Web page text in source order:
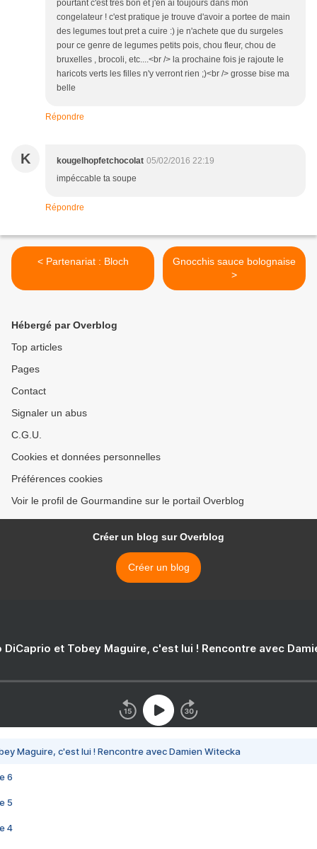
pourtant c'est tres bon et j'en ai toujours dans mon
congelateur ! c'est pratique je trouve d'avoir a portee de main
des legumes tout pret a cuire :) je n'achete que du surgeles
pour ce genre de legumes petits pois, chou fleur, chou de
bruxelles , brocoli, etc....<br /> la prochaine fois je rajoute le
haricots verts les filles n'y verront rien ;)<br /> grosse bise ma
belle
Répondre
K kougelhopfetchocolat 05/02/2016 22:19
impéccable ta soupe
Répondre
< Partenariat : Bloch
Gnocchis sauce bolognaise
>
Hébergé par Overblog
Top articles
Pages
Contact
Signaler un abus
C.G.U.
Cookies et données personnelles
Préférences cookies
Voir le profil de Gourmandine sur le portail Overblog
Créer un blog sur Overblog
Créer un blog
DiCaprio et Tobey Maguire, c'est lui ! Rencontre avec
Maguire, c'est lui ! Rencontre avec Damien Witecka
6
5
4